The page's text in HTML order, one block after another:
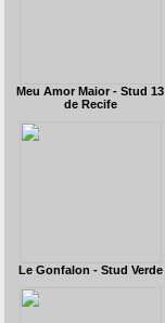
Meu Amor Maior - Stud 13
de Recife
Le Gonfalon - Stud Verde